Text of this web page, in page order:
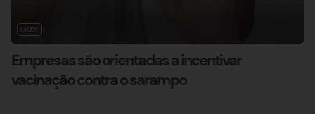
SAÚDE
Empresas são orientadas a incentivar
vacinação contra o sarampo